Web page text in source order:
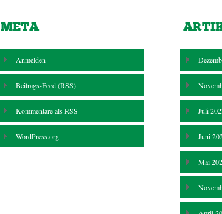
META
Anmelden
Beitrags-Feed (RSS)
Kommentare alsRSS
WordPress.org
Juli
Juni
Mai